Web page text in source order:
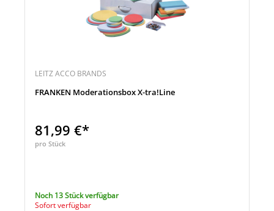
LEITZ ACCO BRANDS
FRANKEN Moderationsbox X-tra!Line
81,99 €*
pro Stück
Noch 13 Stück verfügbar
Sofort verfügbar